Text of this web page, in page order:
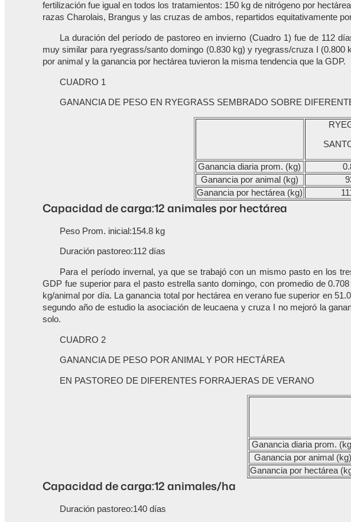
fertilización fue igual en todos los tratamientos: 150 kg de nitrógeno por
razas Charolais, Brangus y las cruzas de ambos, repartidos equitativamente
La duración del período de pastoreo en invierno (Cuadro 1) fue de 112
muy similar para ryegrass/santo domingo (0.830 kg) y ryegrass/cruza I
por animal y la ganancia por hectárea tuvieron la misma tendencia que la GDP.
CUADRO 1
GANANCIA DE PESO EN RYEGRASS SEMBRADO SOBRE
Ganancia diaria prom. (kg)
Ganancia por animal (kg)
Ganancia por hectárea (kg)
Capacidad de carga:12 animales por hectárea
Peso Prom. inicial:154.8 kg
Duración pastoreo:112 días
Para el período invernal, ya que se trabajó con un mismo pasto en los
GDP fue superior para el pasto estrella santo domingo, con promedio de
kg/animal por día. La ganancia total por hectárea en verano fue superior en
segundo año de estudio la asociación de leucaena y cruza I no mejoró la
solo.
CUADRO 2
GANANCIA DE PESO POR ANIMAL Y POR HECTÁREA
EN PASTOREO DE DIFERENTES FORRAJERAS DE VERANO
Ganancia diaria prom.
Ganancia por animal (kg)
Ganancia por hectárea
Capacidad de carga:12 animales/ha
Duración pastoreo:140 días